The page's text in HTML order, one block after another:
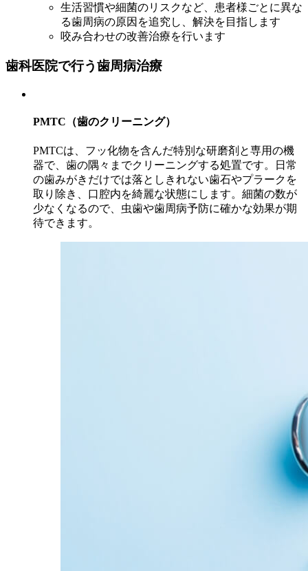
生活習慣や細菌のリスクなど、患者様ごとに異な
る歯周病の原因を追究し、解決を目指します
咬み合わせの改善治療を行います
歯科医院で行う歯周病治療
PMTC（歯のクリーニング）
PMTCは、フッ化物を含んだ特別な研磨剤と専用の機
器で、歯の隅々までクリーニングする処置です。日常
の歯みがきだけでは落としきれない歯石やプラークを
取り除き、口腔内を綺麗な状態にします。細菌の数が
少なくなるので、虫歯や歯周病予防に確かな効果が期
待できます。